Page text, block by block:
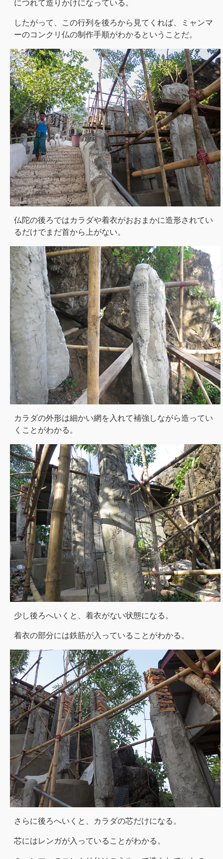
につれて造りかけになっている。
したがって、この行列を後ろから見てくれば、ミャンマ
ーのコンクリ仏の制作手順がわかるということだ。
仏陀の後ろではカラダや着衣がおおまかに造形されてい
るだけでまだ首から上がない。
カラダの外形は細かい網を入れて補強しながら造ってい
くことがわかる。
少し後ろへいくと、着衣がない状態になる。
着衣の部分には鉄筋が入っていることがわかる。
さらに後ろへいくと、カラダの芯だけになる。
芯にはレンガが入っていることがわかる。